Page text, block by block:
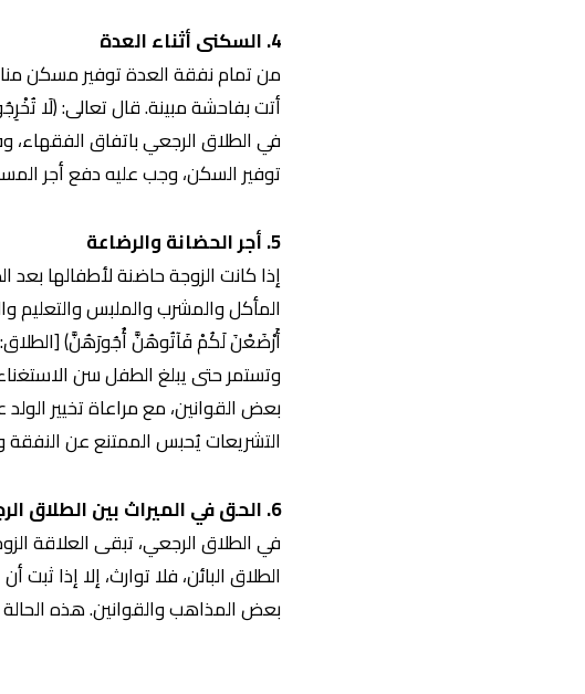
4. السكنى أثناء العدة
من تمام نفقة العدة توفير مسكن
في الطلاق الرجعي باتفاق الفقهاء،
توفير السكن، وجب عليه دفع أجر
5. أجر الحضانة والرضاعة
إذا كانت الزوجة حاضنة لأطفالها
المأكل والمشرب والملبس والتعليم
بعض القوانين، مع مراعاة تخيير
التشريعات يُحبس الممتنع عن النفقة
6. الحق في الميراث بين الطلاق الرجعي والبائن
في الطلاق الرجعي، تبقى العلاقة
الطلاق البائن، فلا توارث، إلا إذا
بعض المذاهب والقوانين. هذه الحالة